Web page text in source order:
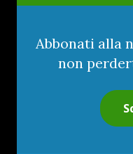
Abbonati alla
non